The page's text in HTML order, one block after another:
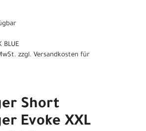
BLUE
zzgl. Versandkosten für
Short
Evoke XXL